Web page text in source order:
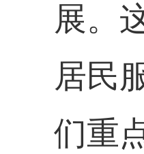
展。
居民
们重